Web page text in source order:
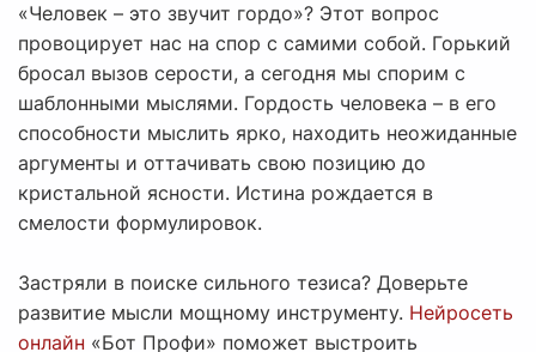
«Человек – это звучит гордо»? Этот вопрос
провоцирует нас на спор с самими собой. Горький
бросал вызов серости, а сегодня мы спорим с
шаблонными мыслями. Гордость человека – в его
способности мыслить ярко, находить неожиданные
аргументы и оттачивать свою позицию до
кристальной ясности. Истина рождается в
смелости формулировок.
Застряли в поиске сильного тезиса? Доверьте
развитие мысли мощному инструменту. Нейросеть
онлайн «Бот Профи» поможет выстроить